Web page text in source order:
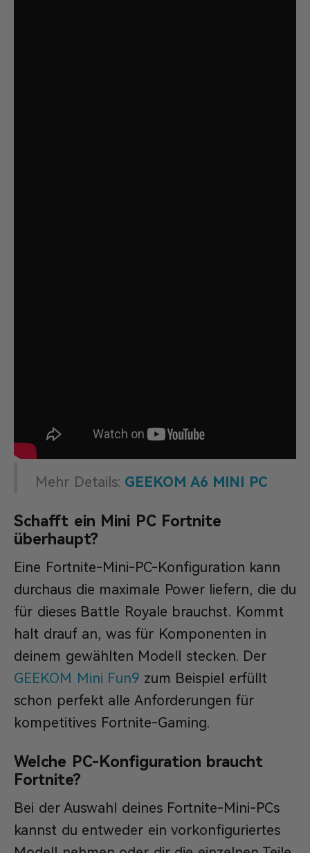
Mehr Details: GEEKOM A6 MINI PC
Schafft ein Mini PC Fortnite
überhaupt?
Eine Fortnite-Mini-PC-Konfiguration kann
durchaus die maximale Power liefern, die du
für dieses Battle Royale brauchst. Kommt
halt drauf an, was für Komponenten in
deinem gewählten Modell stecken. Der
GEEKOM Mini Fun9 zum Beispiel erfüllt
schon perfekt alle Anforderungen für
kompetitives Fortnite-Gaming.
Welche PC-Konfiguration braucht
Fortnite?
Bei der Auswahl deines Fortnite-Mini-PCs
kannst du entweder ein vorkonfiguriertes